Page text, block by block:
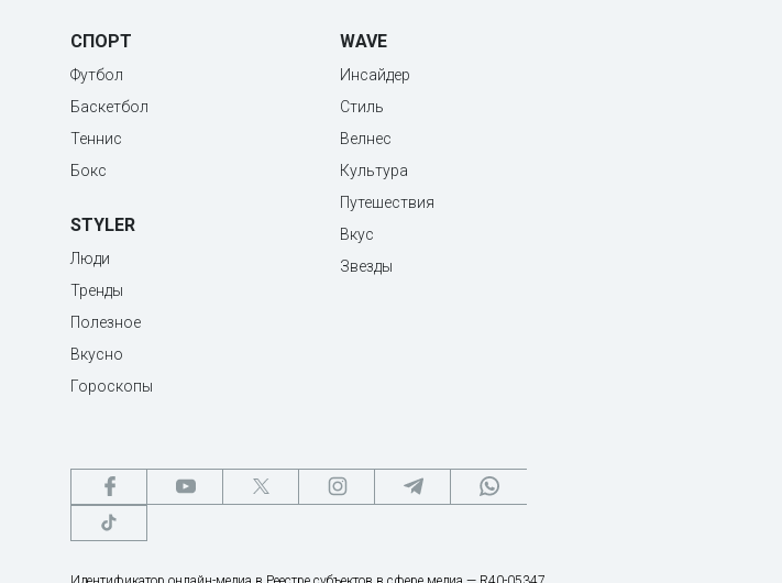
СПОРТ
Футбол
Баскетбол
Теннис
Бокс
STYLER
Люди
Тренды
Полезное
Вкусно
Гороскопы
WAVE
Инсайдер
Стиль
Велнес
Культура
Путешествия
Вкус
Звезды